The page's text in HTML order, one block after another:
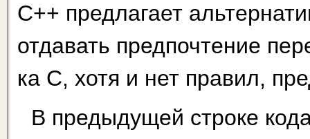
С++ предлагает
отдавать предпочтение
ка С, хотя и нет правил,
В предыдущей строке